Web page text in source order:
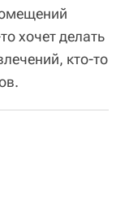
хочет делать
кто-то